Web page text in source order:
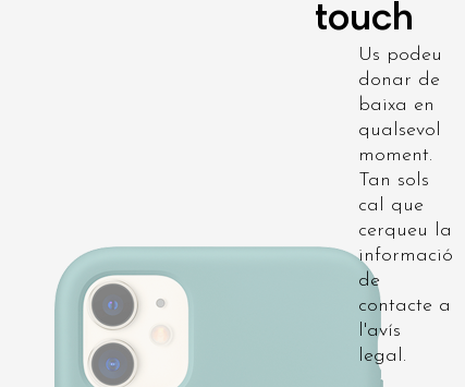
touch
Us podeu
donar de
baixa en
qualsevol
moment.
Tan sols
cal que
cerqueu la
informació
de
contacte a
l'avís
legal.